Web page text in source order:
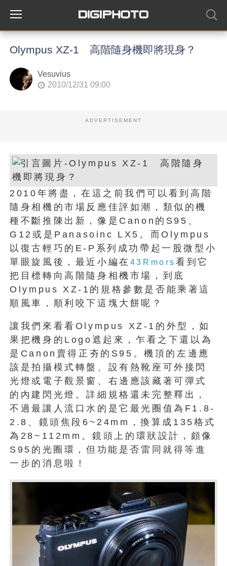
Olympus XZ-1 高階隨身機即將現身？
Vesuvius
2010/12/31 09:00
ADVERTISEMENT
2010年將盡，在這之前我們可以看到高階
隨身相機的市場反應佳評如潮，類似的機
種不斷推陳出新，像是Canon的S95、
G12或是Panasoinc LX5。而Olympus
以復古輕巧的E-P系列成功帶起一股微型小
單眼旋風後，最近小編在 43Rmors 看到它
把目標轉向高階隨身相機市場，到底
Olympus XZ-1的規格參數是否能乘著這
順風車，順利咬下這塊大餅呢？
讓我們來看看Olympus XZ-1的外型，如
果把機身的Logo遮起來，乍看之下還以為
是Canon賣得正夯的S95。機頂的左邊應
該是拍攝模式轉盤、設有熱靴座可外接閃
光燈或電子觀景窗、右邊應該藏著可彈式
的內建閃光燈。詳細規格還未完整釋出，
不過最讓人流口水的是它最光圈值為F1.8-
2.8、鏡頭焦段6~24mm，換算成135格式
為28~112mm。鏡頭上的環狀設計，頗像
S95的光圈環，但功能是否雷同就得等進
一步的消息啦！